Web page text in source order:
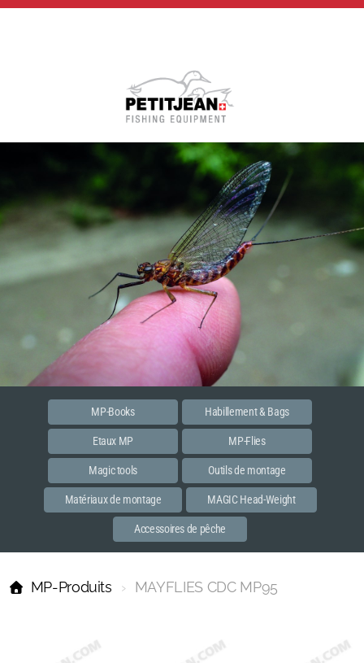
MP-Books Habillement & Bags
Etaux MP MP-Flies
Magic tools Outils de montage
Matériaux de montage MAGIC Head-Weight
Accessoires de pêche
MP-Produits MAYFLIES CDC MP95
Vidéos
MP-Books
Press
Etaux MP
MASTER
Habillements et bags
MP-Books
MP Flies